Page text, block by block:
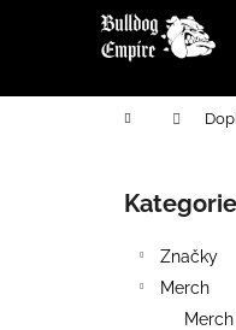
Domů
Přeskočit
kategorie
Kategorie
Značky
Merch
í
Zpět
do
Zpět
do